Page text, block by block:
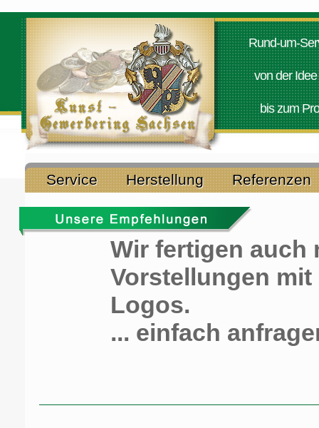
Rund-um-
von der Idee
bis zum
Service Herstellung Referenzen
Wir fertigen auch
Vorstellungen mit
Logos.
... einfach